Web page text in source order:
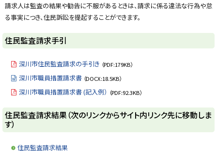
請求人は監査の結果や勧告に不服があるときは、請求に係る違法な行為や怠
る事実につき、住民訴訟を提起することができます。
住民監査請求手引
深川市住民監査請求の手引き （PDF:179KB）
深川市職員措置請求書 （DOCX:18.5KB）
深川市職員措置請求書 (記入例） （PDF:92.3KB）
ト
ッ
住民監査請求結果（次のリンクからサイト内リンク先に移動しま
す）
住民監査請求結果